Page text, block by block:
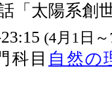
「太陽系創
(4月1日
科目 自然の